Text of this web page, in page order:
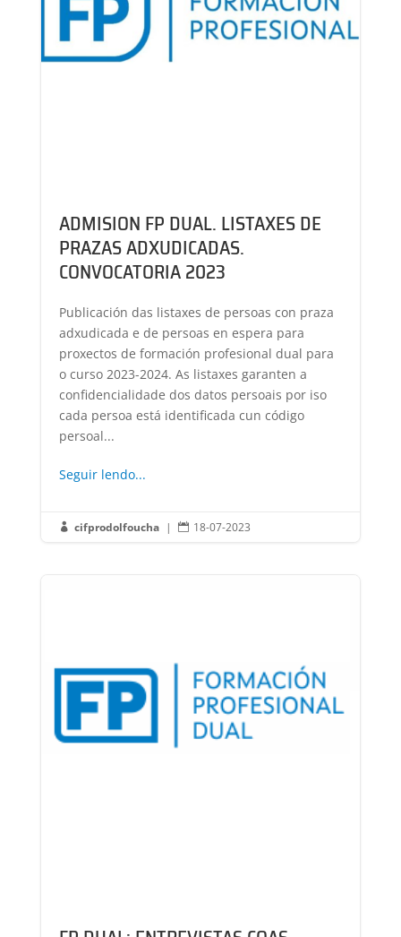
ADMISION FP DUAL. LISTAXES DE
PRAZAS ADXUDICADAS.
CONVOCATORIA 2023
Publicación das listaxes de persoas con praza
adxudicada e de persoas en espera para
proxectos de formación profesional dual para
o curso 2023-2024. As listaxes garanten a
confidencialidade dos datos persoais por iso
cada persoa está identificada cun código
persoal...
Seguir lendo...
 cifprodolfoucha |  18-07-2023